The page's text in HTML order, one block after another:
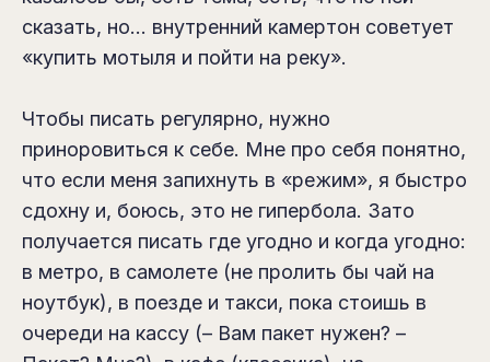
сказать, но… внутренний камертон советует
«купить мотыля и пойти на реку».
Чтобы писать регулярно, нужно
приноровиться к себе. Мне про себя понятно,
что если меня запихнуть в «режим», я быстро
сдохну и, боюсь, это не гипербола. Зато
получается писать где угодно и когда угодно:
в метро, в самолете (не пролить бы чай на
ноутбук), в поезде и такси, пока стоишь в
очереди на кассу (– Вам пакет нужен? –